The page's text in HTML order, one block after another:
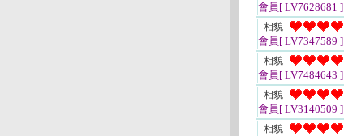
會員[ LV7628681 ]
相貌
會員[ LV7347589 ]
相貌
會員[ LV7484643 ]
相貌
會員[ LV3140509 ]
相貌